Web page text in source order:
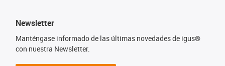
Newsletter
Manténgase informado de las últimas novedades de igus®
con nuestra Newsletter.